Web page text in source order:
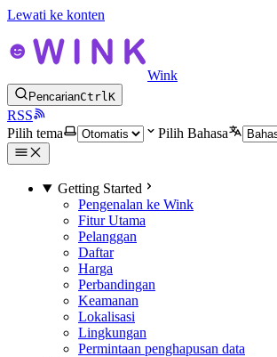
Lewati ke konten
Wink
PencarianCtrlK
RSS
Pilih tema
Pilih Bahasa
Getting Started
Pengenalan ke Wink
Fitur Utama
Pelanggan
Daftar
Harga
Perbandingan
Keamanan
Lokalisasi
Lingkungan
Permintaan penghapusan data